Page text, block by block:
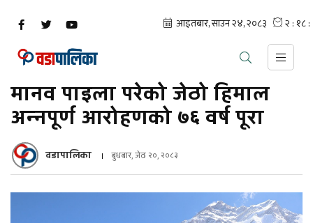
मानव पाइला परेको जेठो हिमाल
अन्नपूर्ण आरोहणको ७६ वर्ष पूरा
वडापालिका बुधबार, जेठ २०, २०८३